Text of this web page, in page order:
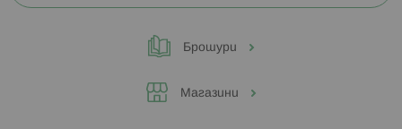
Брошури
Магазини